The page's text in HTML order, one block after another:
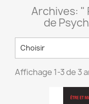
Archives: "
de
Choisir
Affichage 1-3 de 3